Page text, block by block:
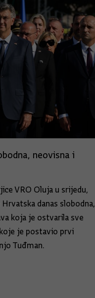
neovisna i
VRO Oluja u srijedu,
danas slobodna,
koja je ostvarila sve
je postavio prvi
Tuđman.